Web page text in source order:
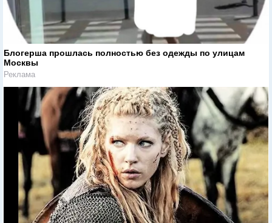
Блогерша прошлась полностью без одежды по улицам
Москвы
Реклама